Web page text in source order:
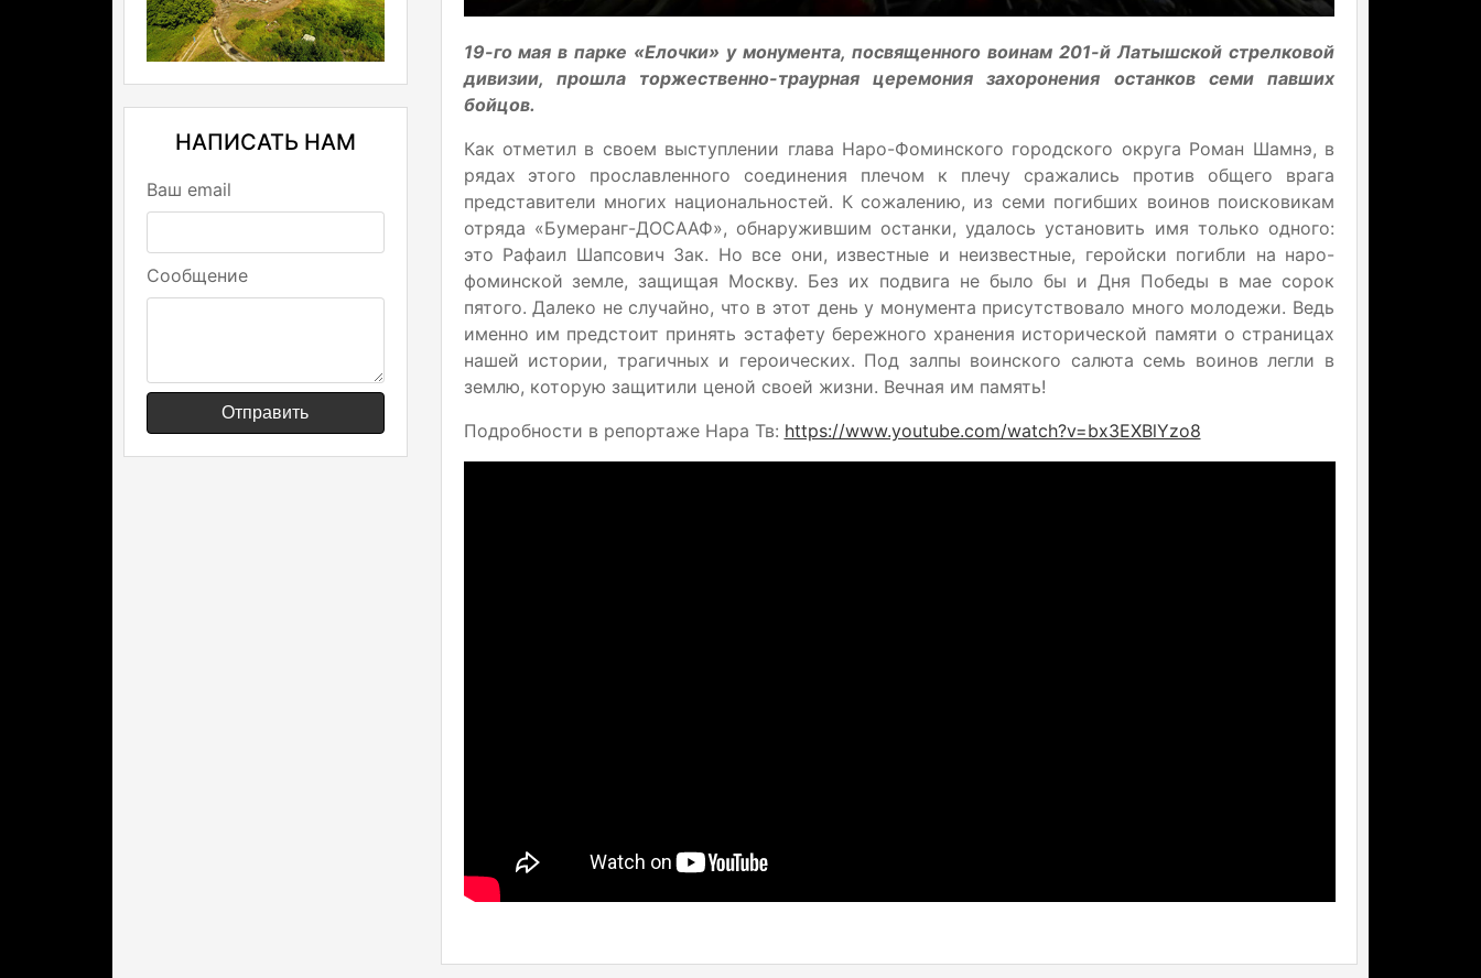
НАПИСАТЬ НАМ
Ваш email
Сообщение
Отправить
19-го мая в парке «Елочки» у монумента, посвященного воинам 201-й Латышской стрелковой
дивизии, прошла торжественно-траурная церемония захоронения останков семи павших
бойцов.
Как отметил в своем выступлении глава Наро-Фоминского городского округа Роман Шамнэ, в
рядах этого прославленного соединения плечом к плечу сражались против общего врага
представители многих национальностей. К сожалению, из семи погибших воинов поисковикам
отряда «Бумеранг-ДОСААФ», обнаружившим останки, удалось установить имя только одного:
это Рафаил Шапсович Зак. Но все они, известные и неизвестные, геройски погибли на наро-
фоминской земле, защищая Москву. Без их подвига не было бы и Дня Победы в мае сорок
пятого. Далеко не случайно, что в этот день у монумента присутствовало много молодежи. Ведь
именно им предстоит принять эстафету бережного хранения исторической памяти о страницах
нашей истории, трагичных и героических. Под залпы воинского салюта семь воинов легли в
землю, которую защитили ценой своей жизни. Вечная им память!
Подробности в репортаже Нара Тв: https://www.youtube.com/watch?v=bx3EXBlYzo8